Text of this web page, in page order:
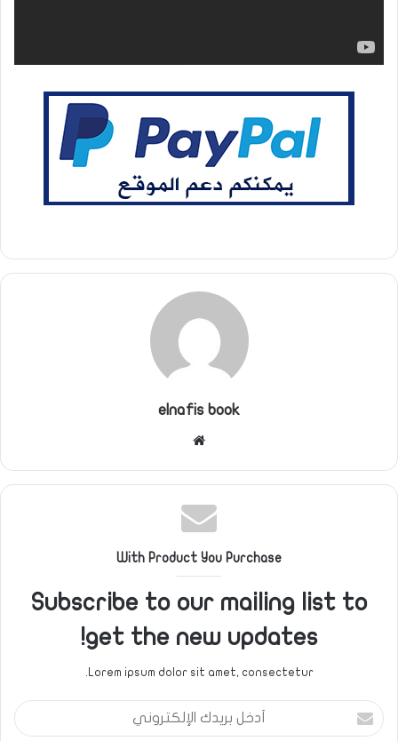
elnafis book
With Product You Purchase
Subscribe to our mailing list to
get the new updates!
Lorem ipsum dolor sit amet, consectetur.
أدخل
بريدك